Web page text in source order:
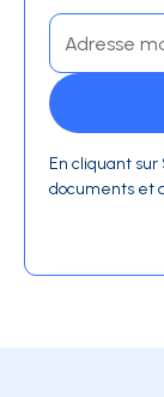
En cliquant
documents et